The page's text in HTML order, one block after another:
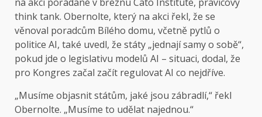
think tank. Obernolte, který na akci řekl, že se
věnoval poradcům Bílého domu, včetně pytlů o
politice AI, také uvedl, že státy „jednají samy o sobě“,
pokud jde o legislativu modelů AI – situaci, dodal, že
pro Kongres začal začít regulovat AI co nejdříve.
„Musíme objasnit státům, jaké jsou zábradlí,“ řekl
Obernolte. „Musíme to udělat najednou.“